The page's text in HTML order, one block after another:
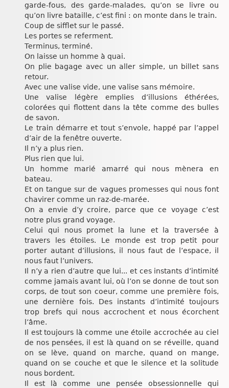
garde-fous, des garde-malades, qu’on se livre ou
qu’on livre bataille, c’est fini : on monte dans le train.
Coup de sifflet sur le passé.
Les portes se referment.
Terminus, terminé.
On laisse un homme à quai.
On plie bagage avec un aller simple, un billet sans
retour.
Avec une valise vide, une valise sans mémoire.
Une valise légère emplies d’illusions éthérées,
colorées qui flottent dans la tête comme des bulles
de savon.
Le train démarre et tout s’envole, happé par l’appel
d’air de la fenêtre ouverte.
Il n’y a plus rien.
Plus rien que lui.
Un homme marié amarré qui nous mènera en
bateau.
Et on tangue sur de vagues promesses qui nous font
chavirer comme un raz-de-marée.
On a envie d’y croire, parce que ce voyage c’est
notre plus grand voyage.
Celui qui nous promet la lune et la traversée à
travers les étoiles. Le monde est trop petit pour
porter autant d’illusions, il nous faut de l’espace, il
nous faut l’univers.
Il n’y a rien d’autre que lui... et ces instants d’intimité
comme jamais avant lui, où l’on se donne de tout son
corps, de tout son coeur, comme une première fois,
une dernière fois. Des instants d’intimité toujours
trop brefs qui nous accrochent et nous écorchent
l’âme.
Il est toujours là comme une étoile accrochée au ciel
de nos pensées, il est là quand on se réveille, quand
on se lève, quand on marche, quand on mange,
quand on se couche et que le silence et la solitude
nous bordent.
Il est là comme une pensée obsessionnelle qui